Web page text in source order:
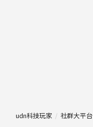
udn科技玩家 社群大平台